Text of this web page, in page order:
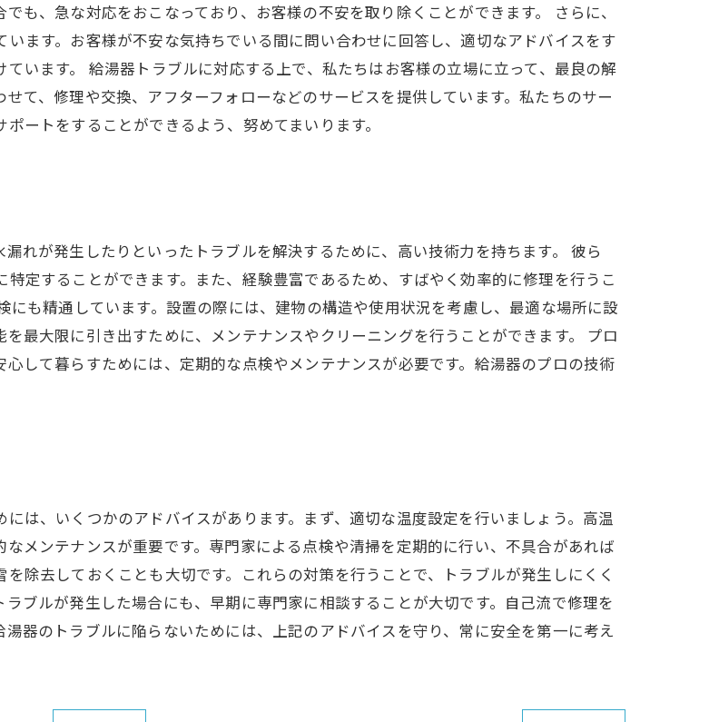
も、急な対応をおこなっており、お客様の不安を取り除くことができます。 さらに、
ます。お客様が不安な気持ちでいる間に問い合わせに回答し、適切なアドバイスをす
います。 給湯器トラブルに対応する上で、私たちはお客様の立場に立って、最良の解
て、修理や交換、アフターフォローなどのサービスを提供しています。私たちのサー
ートをすることができるよう、努めてまいります。
れが発生したりといったトラブルを解決するために、高い技術力を持ちます。 彼ら
定することができます。また、経験豊富であるため、すばやく効率的に修理を行うこ
も精通しています。設置の際には、建物の構造や使用状況を考慮し、最適な場所に設
最大限に引き出すために、メンテナンスやクリーニングを行うことができます。 プロ
して暮らすためには、定期的な点検やメンテナンスが必要です。給湯器のプロの技術
は、いくつかのアドバイスがあります。まず、適切な温度設定を行いましょう。高温
メンテナンスが重要です。専門家による点検や清掃を定期的に行い、不具合があれば
除去しておくことも大切です。これらの対策を行うことで、トラブルが発生しにくく
ブルが発生した場合にも、早期に専門家に相談することが大切です。自己流で修理を
器のトラブルに陥らないためには、上記のアドバイスを守り、常に安全を第一に考え